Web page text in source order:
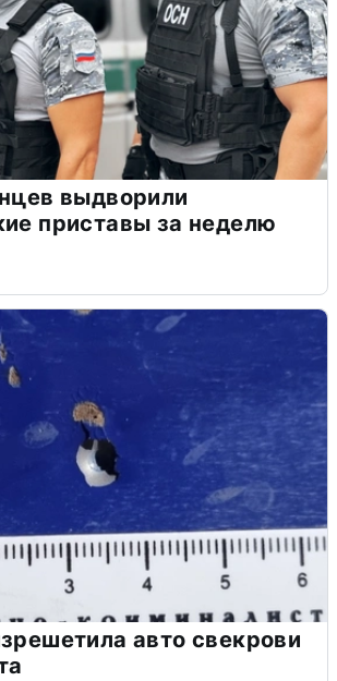
выдворили
приставы за неделю
авто свекрови